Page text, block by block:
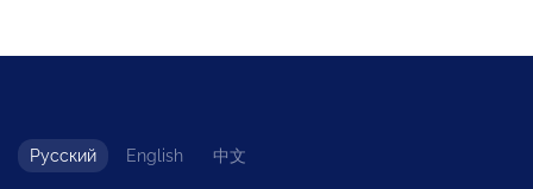
Русский English 中文